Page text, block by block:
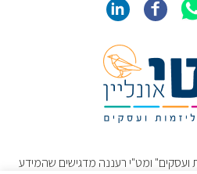
ועסקים" ומט"י רעננה מדגישים שהמידע